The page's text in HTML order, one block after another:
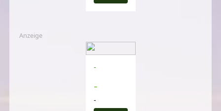
Anzeige
-
-
-